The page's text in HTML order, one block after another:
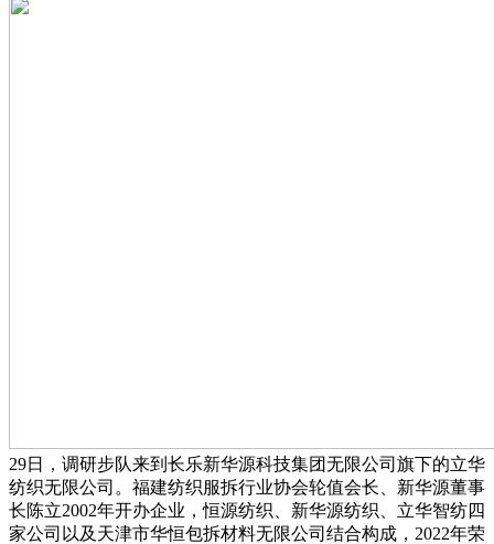
29日，调研步队来到长乐新华源科技集团无限公司旗下的立华
纺织无限公司。福建纺织服拆行业协会轮值会长、新华源董事
长陈立2002年开办企业，恒源纺织、新华源纺织、立华智纺四
家公司以及天津市华恒包拆材料无限公司结合构成，2022年荣